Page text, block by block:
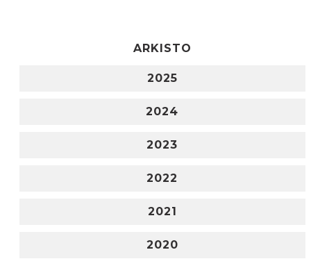
ARKISTO
2025
2024
2023
2022
2021
2020